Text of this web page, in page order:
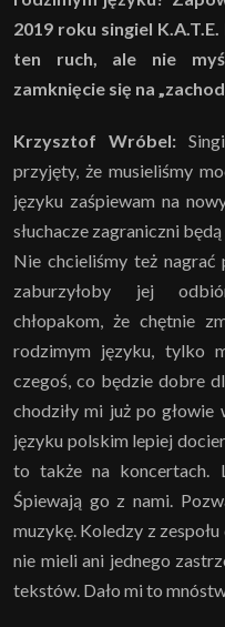
2019 roku singiel
ten ruch, ale nie
zamknięcie się na
Krzysztof Wróbel:
przyjęty, że musieliśmy
języku zaśpiewam na
słuchacze zagraniczni
Nie chcieliśmy też nagrać
zaburzyłoby jej
chłopakom, że chętnie
rodzimym języku, tylko
czegoś, co będzie dobre
chodziły mi już po głowie
języku polskim lepiej
to także na koncertach.
Śpiewają go z nami.
muzykę. Koledzy z
nie mieli ani jednego
tekstów. Dało mi to